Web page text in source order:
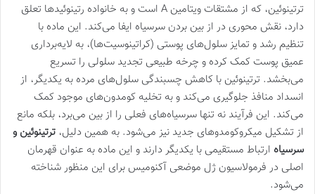
ترتینوئین، که از مشتقات ویتامین A است و به خانواده رتینوئیدها تعلق
دارد، نقش محوری در از بین بردن سرسیاه ایفا می‌کند. این ماده با
تنظیم رشد و تمایز سلول‌های پوستی (کراتینوسیت‌ها)، به لایه‌برداری
عمیق پوست کمک کرده و چرخه طبیعی تجدید سلولی را تسریع
می‌بخشد. ترتینوئین با کاهش چسبندگی سلول‌های مرده به یکدیگر، از
انسداد منافذ جلوگیری می‌کند و به تخلیه کومدون‌های موجود کمک
می‌کند. این فرآیند نه تنها سرسیاه‌های فعلی را از بین می‌برد، بلکه مانع
از تشکیل میکروکومدوهای جدید نیز می‌شود. به همین دلیل، ترتینوئین و
سرسیاه ارتباط مستقیمی با یکدیگر دارند و این ماده به عنوان قهرمان
اصلی در فرمولاسیون ژل موضعی آکنومیس برای این منظور شناخته
می‌شود.